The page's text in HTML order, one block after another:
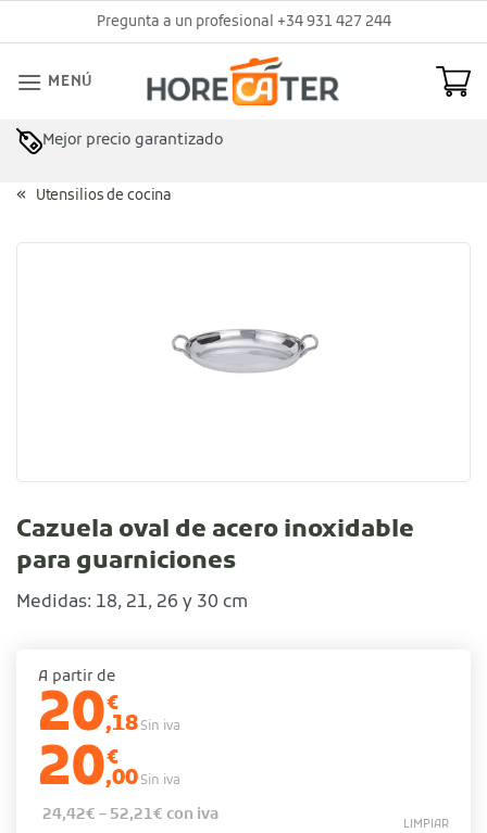
al
Pregunta a un profesional +34 931 427 244
MENÚ
Mejor precio garantizado
Utensilios de cocina
Cazuela oval de acero inoxidable
para guarniciones
Medidas: 18, 21, 26 y 30 cm
A partir de
20€
,18Sin iva
20€
,00Sin iva
24,42€ – 52,21€ con iva LIMPIAR